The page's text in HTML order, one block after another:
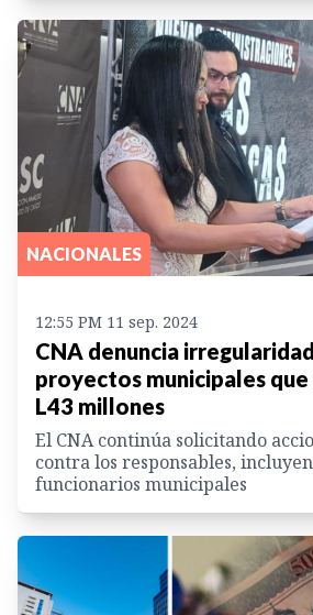
NACIONALES
12:55 PM 11 sep. 2024
CNA denuncia
proyectos municipales que
L43 millones
El CNA continúa solicitando
contra los responsables,
funcionarios municipales